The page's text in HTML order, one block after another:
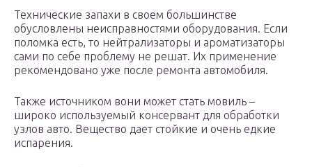
Технические запахи в своем большинстве
обусловлены неисправностями оборудования. Если
поломка есть, то нейтрализаторы и ароматизаторы
сами по себе проблему не решат. Их применение
рекомендовано уже после ремонта автомобиля.
Также источником вони может стать мовиль –
широко используемый консервант для обработки
узлов авто. Вещество дает стойкие и очень едкие
испарения.